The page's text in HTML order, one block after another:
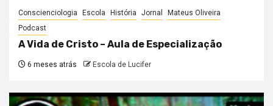
Conscienciologia Escola História Jornal
Mateus Oliveira
Podcast
A Vida de Cristo – Aula de Especialização
6 meses atrás Escola de Lucifer